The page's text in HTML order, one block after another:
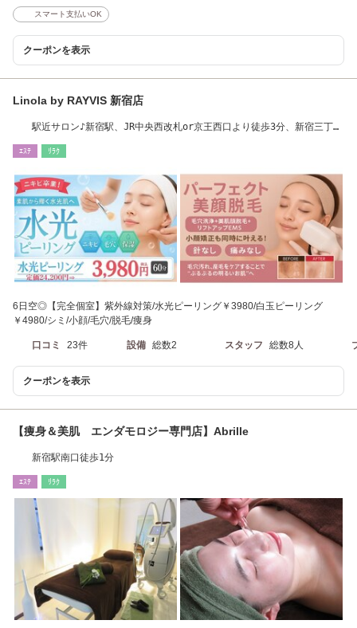
スマート支払いOK
クーポンを表示
Linola by RAYVIS 新宿店
駅近サロン♪新宿駅、JR中央西改札or京王西口より徒歩3分、新宿三丁目
ｴｽﾃ ﾘﾗｸ
6日空◎【完全個室】紫外線対策/水光ピーリング￥3980/白玉ピーリング
￥4980/シミ/小顔/毛穴/脱毛/痩身
口コミ 23件 設備 総数2 スタッフ 総数8人
クーポンを表示
【痩身＆美肌 エンダモロジー専門店】Abrille
新宿駅南口徒歩1分
ｴｽﾃ ﾘﾗｸ